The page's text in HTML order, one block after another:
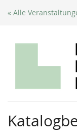
Zum
« Alle